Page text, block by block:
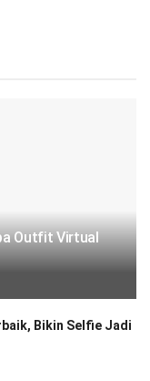
Outfit Virtual
Bikin Selfie Jadi